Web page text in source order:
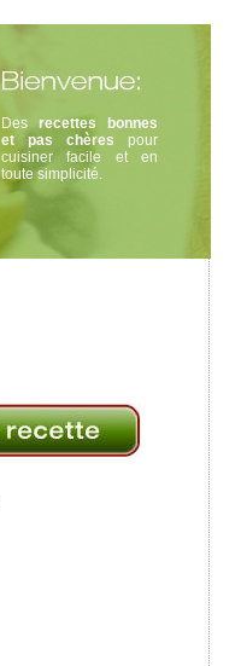
Des recettes bonnes
et pas chères pour
cuisiner facile et en
toute simplicité.